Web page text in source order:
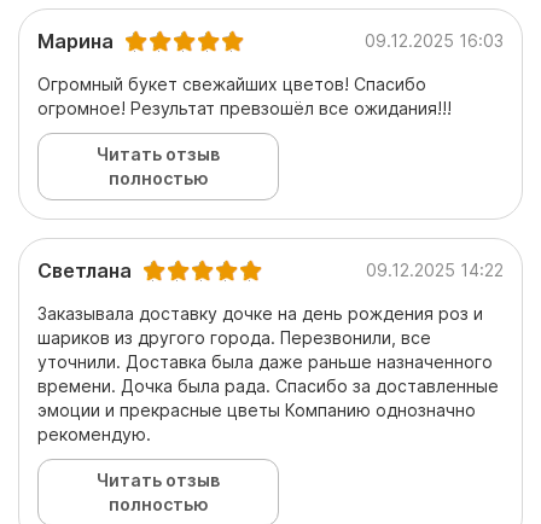
Марина 09.12.2025 16:03
Огромный букет свежайших цветов! Спасибо
огромное! Результат превзошёл все ожидания!!!
Читать отзыв
полностью
Светлана 09.12.2025 14:22
Заказывала доставку дочке на день рождения роз и
шариков из другого города. Перезвонили, все
уточнили. Доставка была даже раньше назначенного
времени. Дочка была рада. Спасибо за доставленные
эмоции и прекрасные цветы Компанию однозначно
рекомендую.
Читать отзыв
полностью